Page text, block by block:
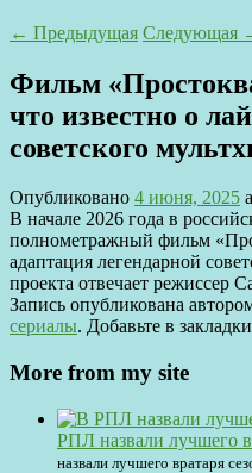
← Предыдущая Следующая
Фильм
что известно о
советского
Опубликовано 4 июня, 2025
В начале 2026 года в
полнометражный фильм
адаптация легендарной
проекта отвечает режиссер
Запись опубликована
сериалы. Добавьте в закладки
More from my site
РПЛ назвали лучшего
назвали лучшего вратаря